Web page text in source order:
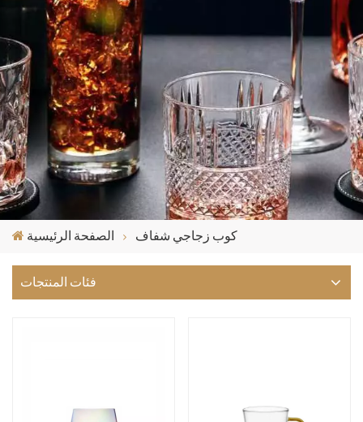
الصفحة الرئيسية كوب زجاجي شفاف
فئات المنتجات